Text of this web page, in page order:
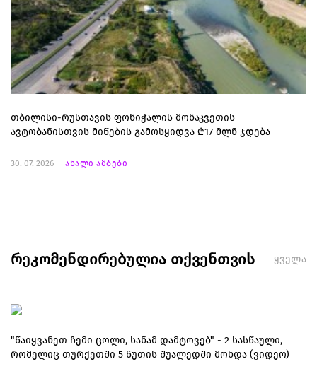
თბილისი-რუსთავის ფონიჭალის მონაკვეთის
ავტობანისთვის მიწების გამოსყიდვა ₾17 მლნ ჯდება
30. 07. 2026 ახალი ამბები
რეკომენდირებულია თქვენთვის ყველა
"წაიყვანეთ ჩემი ცოლი, სანამ დამტოვებ" - 2 სასწაული,
რომელიც თურქეთში 5 წუთის შუალედში მოხდა (ვიდეო)